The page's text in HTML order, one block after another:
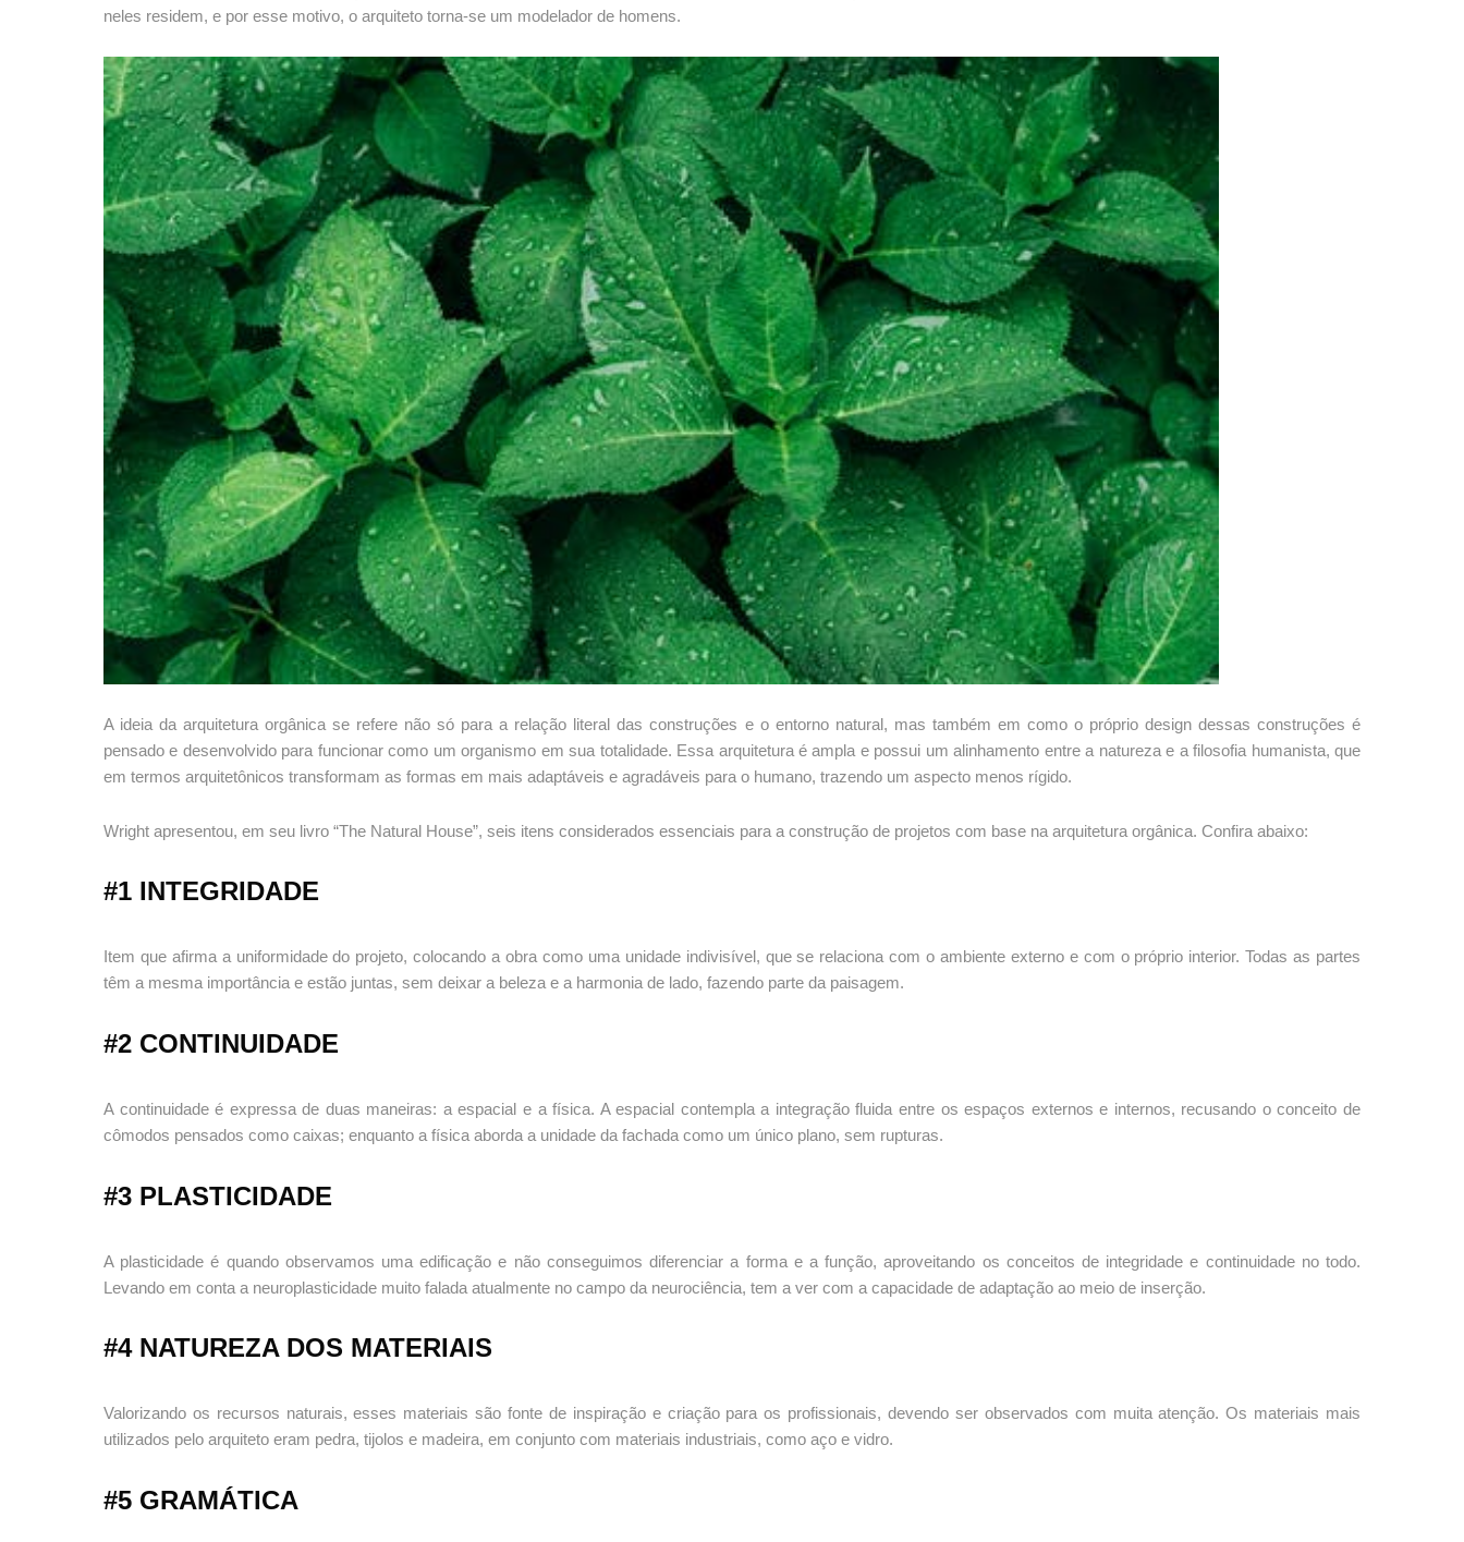
neles residem, e por esse motivo, o arquiteto torna-se um modelador de homens.
A ideia da arquitetura orgânica se refere não só para a relação literal das construções e o entorno natural, mas também em como o próprio design dessas construções é
pensado e desenvolvido para funcionar como um organismo em sua totalidade. Essa arquitetura é ampla e possui um alinhamento entre a natureza e a filosofia humanista, que
em termos arquitetônicos transformam as formas em mais adaptáveis e agradáveis para o humano, trazendo um aspecto menos rígido.
Wright apresentou, em seu livro “The Natural House”, seis itens considerados essenciais para a construção de projetos com base na arquitetura orgânica. Confira abaixo:
#1 INTEGRIDADE
Item que afirma a uniformidade do projeto, colocando a obra como uma unidade indivisível, que se relaciona com o ambiente externo e com o próprio interior. Todas as partes
têm a mesma importância e estão juntas, sem deixar a beleza e a harmonia de lado, fazendo parte da paisagem.
#2 CONTINUIDADE
A continuidade é expressa de duas maneiras: a espacial e a física. A espacial contempla a integração fluida entre os espaços externos e internos, recusando o conceito de
cômodos pensados como caixas; enquanto a física aborda a unidade da fachada como um único plano, sem rupturas.
#3 PLASTICIDADE
A plasticidade é quando observamos uma edificação e não conseguimos diferenciar a forma e a função, aproveitando os conceitos de integridade e continuidade no todo.
Levando em conta a neuroplasticidade muito falada atualmente no campo da neurociência, tem a ver com a capacidade de adaptação ao meio de inserção.
#4 NATUREZA DOS MATERIAIS
Valorizando os recursos naturais, esses materiais são fonte de inspiração e criação para os profissionais, devendo ser observados com muita atenção. Os materiais mais
utilizados pelo arquiteto eram pedra, tijolos e madeira, em conjunto com materiais industriais, como aço e vidro.
#5 GRAMÁTICA